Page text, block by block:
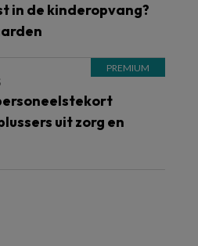
in de kinderopvang?
uit zorg en